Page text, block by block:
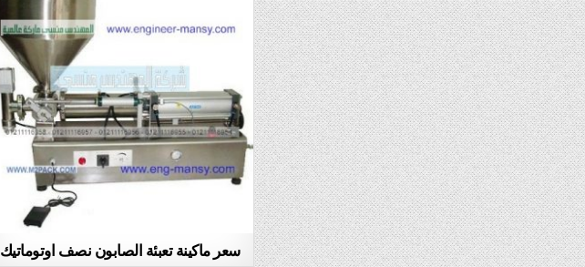
سعر ماكينة تعبئة الصابون نصف اوتوماتيك